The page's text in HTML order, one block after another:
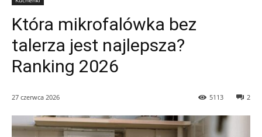
Która mikrofalówka bez
talerza jest najlepsza?
Ranking 2026
27 czerwca 2026 2
5113